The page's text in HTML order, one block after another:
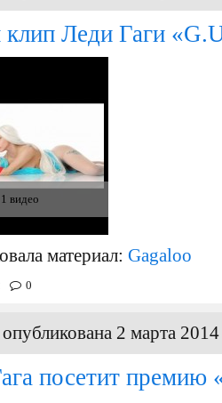
Леди Гаги
1 видео
материал: Gagaloo
0
2 марта
посетит премию